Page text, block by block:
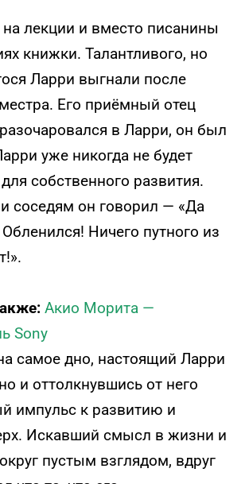
лекции и вместо писанины
книжки. Талантливого, но
Ларри выгнали после
Его приёмный отец
в Ларри, он был
уже никогда не будет
собственного развития.
соседям он говорил — «Да
Ничего путного из
Акио Морита —
Sony
самое дно, настоящий Ларри
и оттолкнувшись от него
импульс к развитию и
Искавший смысл в жизни и
пустым взглядом, вдруг